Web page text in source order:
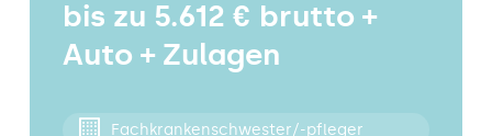
Kontaktbis zu 5.612 € brutto +
Auto + Zulagen
Fachkrankenschwester/-pfleger